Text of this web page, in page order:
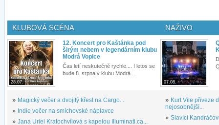
KLUBOVÁ SCÉNA
28.07.
12. Koncert pro Kaštánka pod
širým nebem v legendárním klubu
Modrá Vopice
Čas letí neskutečně rychle.... I letos se
bude 8. srpna v klubu Modrá...
» Magický večer a dvojitý křest na Cargo...
» Indie večer na smíchovské náplavce
» Jana Uriel Kratochvílová s kapelou Illuminati.ca...
NAŽIVO
07.08.
» Kurt Vile přiveze
nejosobnější...
» Slavící